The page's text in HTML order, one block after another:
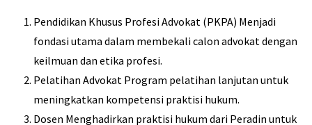
Pendidikan Khusus Profesi Advokat (PKPA) Menjadi
fondasi utama dalam membekali calon advokat dengan
keilmuan dan etika profesi.
Pelatihan Advokat Program pelatihan lanjutan untuk
meningkatkan kompetensi praktisi hukum.
Dosen Menghadirkan praktisi hukum dari Peradin untuk